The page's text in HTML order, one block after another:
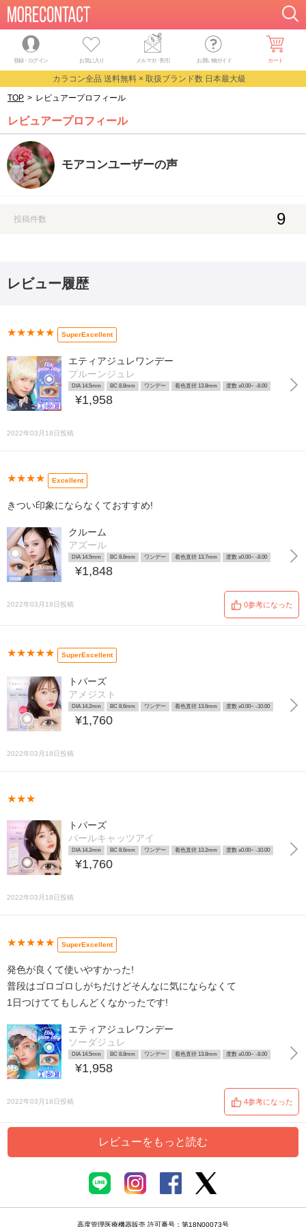
登録・ログイン お気に入り メルマガ・割引 お買い物ガイド カート
カラコン全品 送料無料 × 取扱ブランド数 日本最大級
TOP > レビュアープロフィール
レビュアープロフィール
モアコンユーザーの声
投稿件数 9
レビュー履歴
★★★★★ SuperExcellent
エティアジュレワンデー
プルーンジュレ
DIA 14.5mm BC 8.8mm ワンデー 着色直径 13.8mm 度数 ±0.00~ -8.00
¥1,958
2022年03月18日投稿
★★★★ Excellent
きつい印象にならなくておすすめ!
クルーム
アズール
DIA 14.5mm BC 8.6mm ワンデー 着色直径 13.7mm 度数 ±0.00~ -8.00
¥1,848
2022年03月18日投稿 0参考になった
★★★★★ SuperExcellent
トパーズ
アメジスト
DIA 14.2mm BC 8.6mm ワンデー 着色直径 13.6mm 度数 ±0.00~ -10.00
¥1,760
2022年03月18日投稿
★★★
トパーズ
パールキャッツアイ
DIA 14.2mm BC 8.6mm ワンデー 着色直径 13.2mm 度数 ±0.00~ -10.00
¥1,760
2022年03月18日投稿
★★★★★ SuperExcellent
発色が良くて使いやすかった!
普段はゴロゴロしがちだけどそんなに気にならなくて
1日つけててもしんどくなかったです!
エティアジュレワンデー
ソーダジュレ
DIA 14.5mm BC 8.8mm ワンデー 着色直径 13.8mm 度数 ±0.00~ -8.00
¥1,958
2022年03月18日投稿 4参考になった
レビューをもっと読む
高度管理医療機器販売 許可番号：第18N00073号